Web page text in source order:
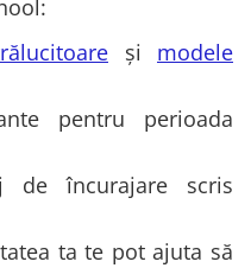
și modele
pentru perioada
de încurajare scris
ta te pot ajuta să